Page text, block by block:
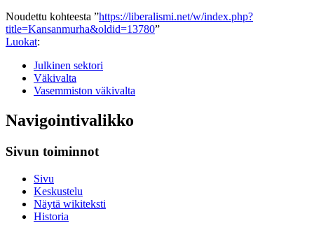
Noudettu kohteesta ”https://liberalismi.net/w/index.php?
title=Kansanmurha&oldid=13780”
Luokat:
Julkinen sektori
Väkivalta
Vasemmiston väkivalta
Navigointivalikko
Sivun toiminnot
Sivu
Keskustelu
Näytä wikiteksti
Historia